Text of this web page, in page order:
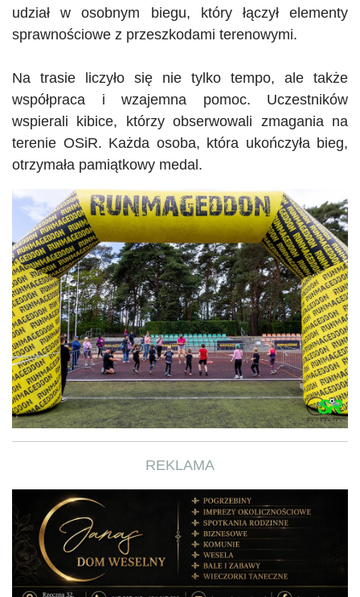
udział w osobnym biegu, który łączył elementy
sprawnościowe z przeszkodami terenowymi.
Na trasie liczyło się nie tylko tempo, ale także
współpraca i wzajemna pomoc. Uczestników
wspierali kibice, którzy obserwowali zmagania na
terenie OSiR. Każda osoba, która ukończyła bieg,
otrzymała pamiątkowy medal.
REKLAMA